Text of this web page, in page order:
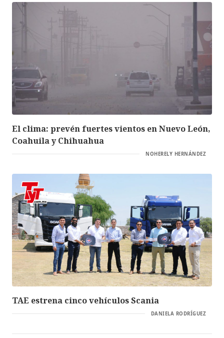
El clima: prevén fuertes vientos en Nuevo León,
Coahuila y Chihuahua
NOHERELY HERNÁNDEZ
TAE estrena cinco vehículos Scania
DANIELA RODRÍGUEZ